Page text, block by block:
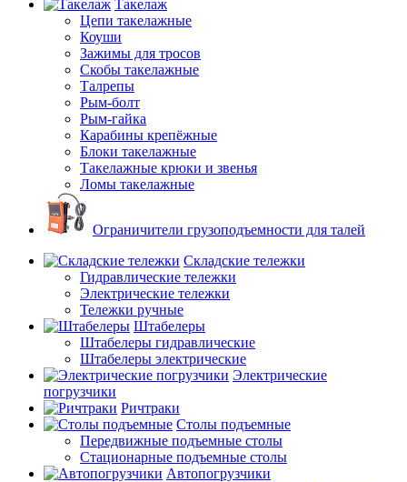
Такелаж
Цепи такелажные
Коуши
Зажимы для тросов
Скобы такелажные
Талрепы
Рым-болт
Рым-гайка
Карабины крепёжные
Блоки такелажные
Такелажные крюки и звенья
Ломы такелажные
Ограничители грузоподъемности для талей
Складские тележки
Гидравлические тележки
Электрические тележки
Тележки ручные
Штабелеры
Штабелеры гидравлические
Штабелеры электрические
Электрические
погрузчики
Ричтраки
Столы подъемные
Передвижные подъемные столы
Стационарные подъемные столы
Автопогрузчики